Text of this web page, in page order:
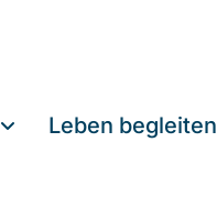
Leben begleiten